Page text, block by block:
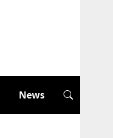
News